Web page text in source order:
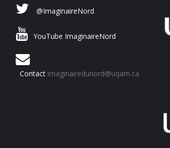
@ImaginaireNord
YouTube ImaginaireNord
Contactimaginairedunord@uqam.ca